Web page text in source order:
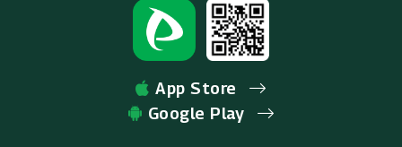
App Store
Google Play